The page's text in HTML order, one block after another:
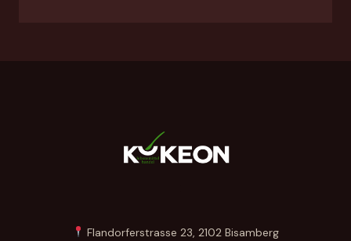
Flandorferstrasse 23, 2102 Bisamberg